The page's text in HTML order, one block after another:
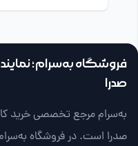
فروشگاه به‌سرام؛
صدرا
به‌سرام مرجع تخصصی خرید
صدرا است. در فروشگاه